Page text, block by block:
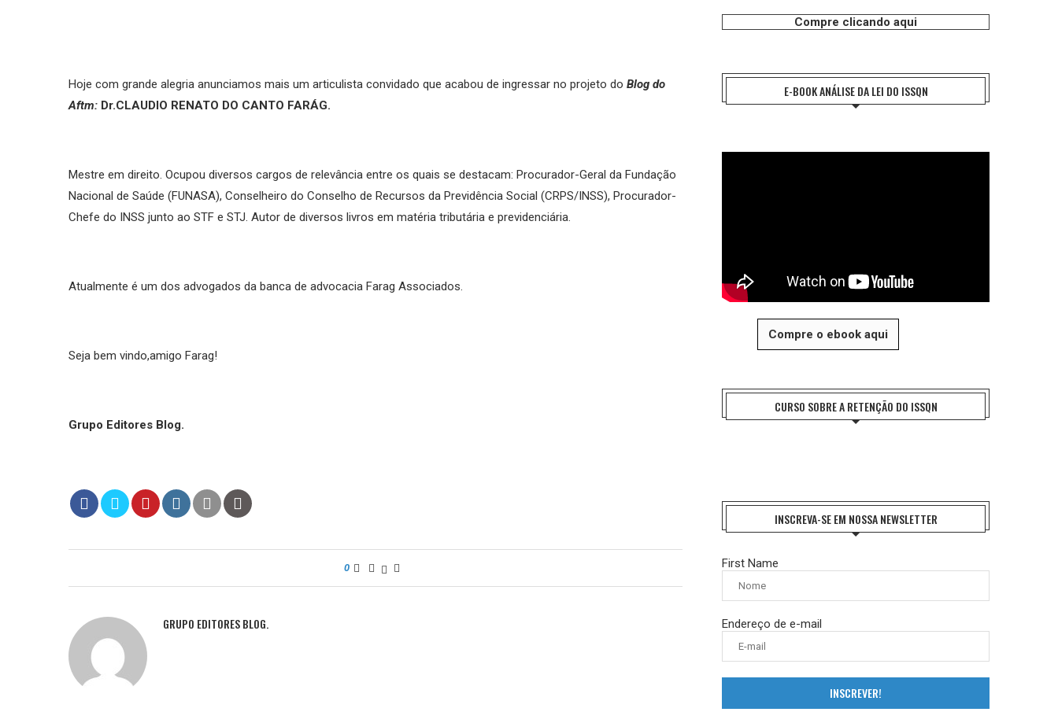
Hoje com grande alegria anunciamos mais um articulista convidado que acabou de ingressar no projeto do Blog do
Aftm: Dr.CLAUDIO RENATO DO CANTO FARÁG.
Mestre em direito. Ocupou diversos cargos de relevância entre os quais se destacam: Procurador-Geral da Fundação
Nacional de Saúde (FUNASA), Conselheiro do Conselho de Recursos da Previdência Social (CRPS/INSS), Procurador-
Chefe do INSS junto ao STF e STJ. Autor de diversos livros em matéria tributária e previdenciária.
Atualmente é um dos advogados da banca de advocacia Farag Associados.
Seja bem vindo,amigo Farag!
Grupo Editores Blog.
0
GRUPO EDITORES BLOG.
Compre clicando aqui
E-BOOK ANÁLISE DA LEI DO ISSQN
Compre o ebook aqui
CURSO SOBRE A RETENÇÃO DO ISSQN
INSCREVA-SE EM NOSSA NEWSLETTER
First Name
Endereço de e-mail
INSCREVER!